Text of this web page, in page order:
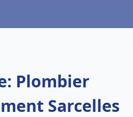
Plombier
Sarcelles